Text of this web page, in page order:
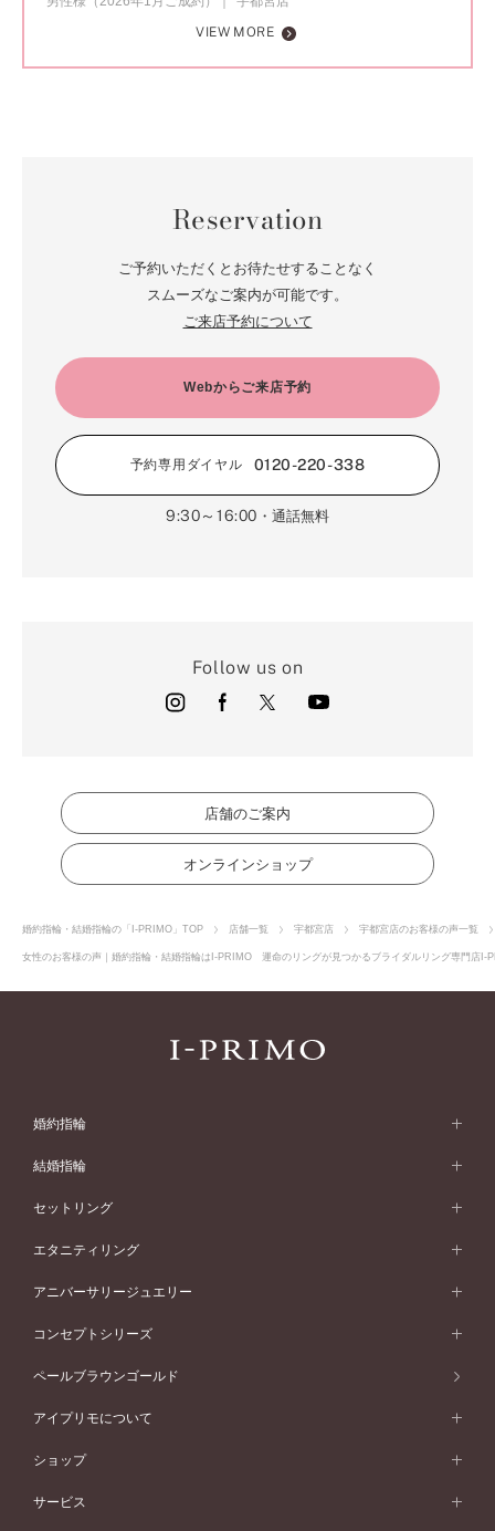
VIEW MORE
Reservation
ご予約いただくとお待たせすることなく
スムーズなご案内が可能です。
ご来店予約について
Webからご来店予約
予約専用ダイヤル 0120-220-338
9:30～16:00 ・通話無料
Follow us on
店舗のご案内
オンラインショップ
婚約指輪・結婚指輪の「I-PRIMO」TOP 店舗一覧 宇都宮店 宇都宮店のお客様の声一覧
女性のお客様の声｜婚約指輪・結婚指輪はI-PRIMO 運命のリングが見つかるブライダルリング専門店I-
婚約指輪
婚約指輪 (エンゲージリング)
婚約指輪一覧
ピンクゴールド
ペールブラウンゴールド
ウェーブライン
V字ライン
ワンサイドメレ
ダブルサイドメレ
シンプル
フェミニン
モード
50万円台～
40万円台～
30万円台～
婚約指輪 人気ランキング
婚約ネックレス
結婚指輪
結婚指輪 (マリッジリング)
結婚指輪一覧
ピンクゴールド
ペールブラウンゴールド
ウェーブライン
V字ライン
ワンメレ
セベラルメレ
シンプル
フェミニン
モード
50万円～
40万円～50万円
セットリング
セットリング
セットリング一覧
ピンクゴールド
ペールブラウンゴールド
エタニティリング
エタニティリング
エタニティリング一覧
ピンクゴールド
ペールブラウンゴールド
アニバーサリージュエリー
アニバーサリージュエリー
アニバーサリージュエリー一覧
ファッションリング
ブレスレット
コンセプトシリーズ
コンセプトシリーズ
オリジンビリーフ
エトワル
ペールブラウンゴールド
アイプリモについて
アイプリモについて
パーソナルハンド診断
ショップ
店舗一覧
サービス